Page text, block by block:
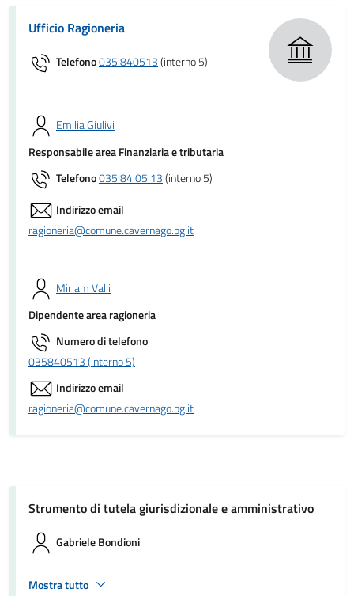
Ufficio Ragioneria
Telefono035 840513(interno 5)
Emilia Giulivi
Responsabile area Finanziaria e tributaria
Telefono035 84 05 13(interno 5)
Indirizzo email
ragioneria@comune.cavernago.bg.it
Miriam Valli
Dipendente area ragioneria
Numero di telefono
035840513 (interno 5)
Indirizzo email
ragioneria@comune.cavernago.bg.it
Strumento di tutela giurisdizionale e amministrativo
Gabriele Bondioni
Mostra tutto